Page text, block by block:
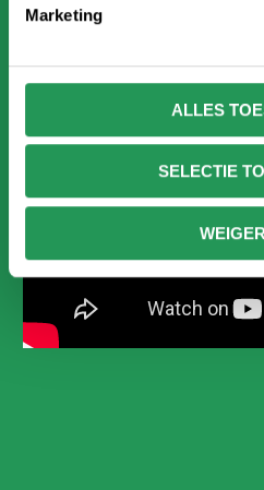
Marketing
ALLES
SELECTIE